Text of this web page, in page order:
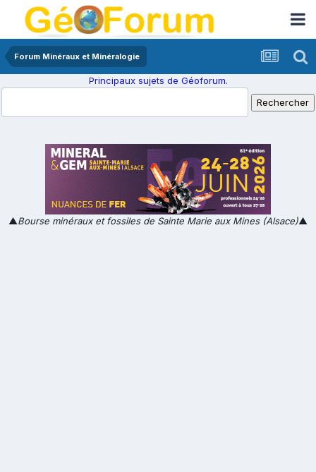
Forum Minéraux et Minéralogie
Principaux sujets de Géoforum.
▲Bourse minéraux et fossiles de Sainte Marie aux Mines (Alsace)▲